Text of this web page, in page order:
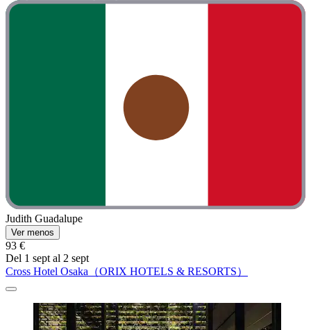
Judith Guadalupe
Ver menos
93 €
Del 1 sept al 2 sept
Cross Hotel Osaka（ORIX HOTELS & RESORTS）